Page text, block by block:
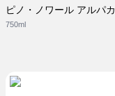
ピノ・ノワール アルパカ
750ml